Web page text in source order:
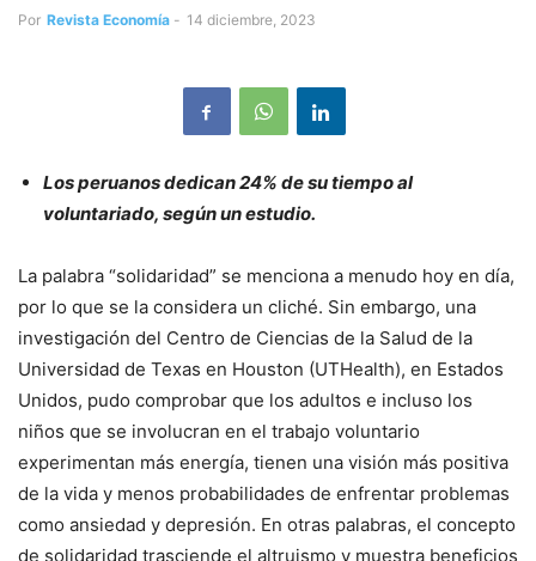
Por Revista Economía - 14 diciembre, 2023
Los peruanos dedican 24% de su tiempo al
voluntariado, según un estudio.
La palabra “solidaridad” se menciona a menudo hoy en día,
por lo que se la considera un cliché. Sin embargo, una
investigación del Centro de Ciencias de la Salud de la
Universidad de Texas en Houston (UTHealth), en Estados
Unidos, pudo comprobar que los adultos e incluso los
niños que se involucran en el trabajo voluntario
experimentan más energía, tienen una visión más positiva
de la vida y menos probabilidades de enfrentar problemas
como ansiedad y depresión. En otras palabras, el concepto
de solidaridad trasciende el altruismo y muestra beneficios